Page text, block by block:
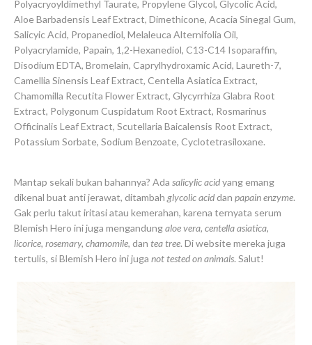
Polyacryoyldimethyl Taurate, Propylene Glycol, Glycolic Acid,
Aloe Barbadensis Leaf Extract, Dimethicone, Acacia Sinegal Gum,
Salicyic Acid, Propanediol, Melaleuca Alternifolia Oil,
Polyacrylamide, Papain, 1,2-Hexanediol, C13-C14 Isoparaffin,
Disodium EDTA, Bromelain, Caprylhydroxamic Acid, Laureth-7,
Camellia Sinensis Leaf Extract, Centella Asiatica Extract,
Chamomilla Recutita Flower Extract, Glycyrrhiza Glabra Root
Extract, Polygonum Cuspidatum Root Extract, Rosmarinus
Officinalis Leaf Extract, Scutellaria Baicalensis Root Extract,
Potassium Sorbate, Sodium Benzoate, Cyclotetrasiloxane.
Mantap sekali bukan bahannya? Ada salicylic acidyang emang
dikenal buat anti jerawat, ditambah glycolic aciddan papain enzyme.
Gak perlu takut iritasi atau kemerahan, karena ternyata serum
Blemish Hero ini juga mengandungaloe vera, centella asiatica,
licorice, rosemary, chamomile, dan tea tree. Di website mereka juga
tertulis, si Blemish Hero ini juga not tested on animals. Salut!